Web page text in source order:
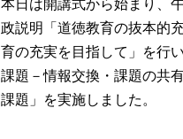
本日は開講式から始まり、
政説明「道徳教育の抜本的
育の充実を目指して」を行
課題－情報交換・課題の共
課題」を実施しました。